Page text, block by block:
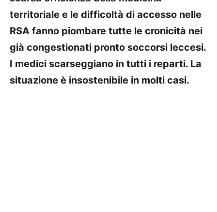
territoriale e le difficoltà di accesso nelle
RSA fanno piombare tutte le cronicità nei
già congestionati pronto soccorsi leccesi.
I medici scarseggiano in tutti i reparti. La
situazione è insostenibile in molti casi.